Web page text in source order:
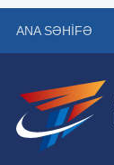
ANA SƏHIFƏ